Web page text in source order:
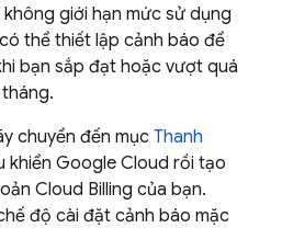
không giới hạn mức sử dụng
thể thiết lập cảnh báo để
bạn sắp đạt hoặc vượt quá
chuyển đến mục Thanh
khiển Google Cloud rồi tạo
Cloud Billing của bạn.
độ cài đặt cảnh báo mặc